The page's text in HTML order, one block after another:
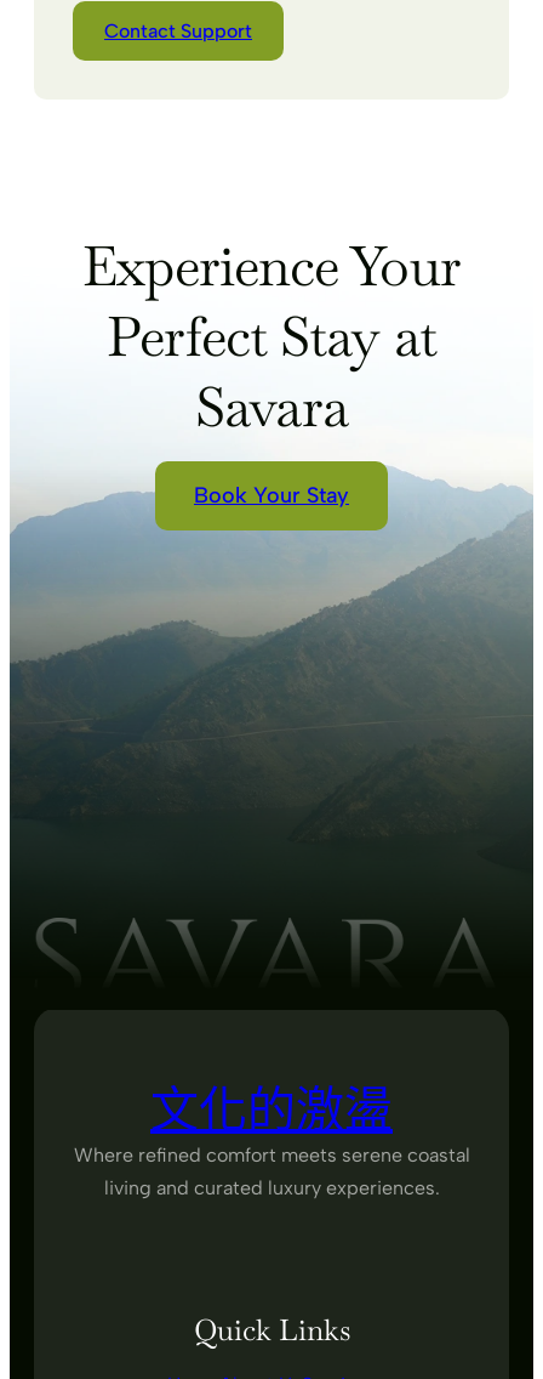
Contact Support
Experience Your
Perfect Stay at
Savara
Book Your Stay
文化的激盪
Where refined comfort meets serene coastal
living and curated luxury experiences.
Quick Links